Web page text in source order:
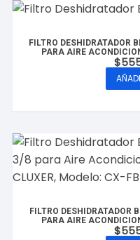
FILTRO DESHIDRATADOR
PARA AIRE
$
FILTRO DESHIDRATADOR
PARA AIRE
$